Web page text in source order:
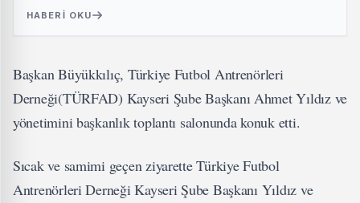
HABERI OKU
Başkan Büyükkılıç, Türkiye Futbol Antrenörleri
Derneği(TÜRFAD) Kayseri Şube Başkanı Ahmet Yıldız ve
yönetimini başkanlık toplantı salonunda konuk etti.
Sıcak ve samimi geçen ziyarette Türkiye Futbol
Antrenörleri Derneği Kayseri Şube Başkanı Yıldız ve